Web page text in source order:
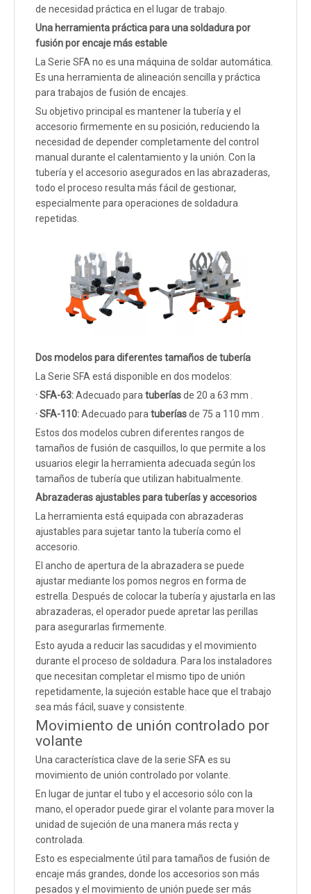
de necesidad práctica en el lugar de trabajo.
Una herramienta práctica para una soldadura por
fusión por encaje más estable
La Serie SFA no es una máquina de soldar automática.
Es una herramienta de alineación sencilla y práctica
para trabajos de fusión de encajes.
Su objetivo principal es mantener la tubería y el
accesorio firmemente en su posición, reduciendo la
necesidad de depender completamente del control
manual durante el calentamiento y la unión. Con la
tubería y el accesorio asegurados en las abrazaderas,
todo el proceso resulta más fácil de gestionar,
especialmente para operaciones de soldadura
repetidas.
Dos modelos para diferentes tamaños de tubería
La Serie SFA está disponible en dos modelos:
· SFA-63:Adecuado paratuberíasde 20 a 63 mm .
· SFA-110:Adecuado paratuberíasde 75 a 110 mm .
Estos dos modelos cubren diferentes rangos de
tamaños de fusión de casquillos, lo que permite a los
usuarios elegir la herramienta adecuada según los
tamaños de tubería que utilizan habitualmente.
Abrazaderas ajustables para tuberías y accesorios
La herramienta está equipada con abrazaderas
ajustables para sujetar tanto la tubería como el
accesorio.
El ancho de apertura de la abrazadera se puede
ajustar mediante los pomos negros en forma de
estrella. Después de colocar la tubería y ajustarla en las
abrazaderas, el operador puede apretar las perillas
para asegurarlas firmemente.
Esto ayuda a reducir las sacudidas y el movimiento
durante el proceso de soldadura. Para los instaladores
que necesitan completar el mismo tipo de unión
repetidamente, la sujeción estable hace que el trabajo
sea más fácil, suave y consistente.
Movimiento de unión controlado por
volante
Una característica clave de la serie SFA es su
movimiento de unión controlado por volante.
En lugar de juntar el tubo y el accesorio sólo con la
mano, el operador puede girar el volante para mover la
unidad de sujeción de una manera más recta y
controlada.
Esto es especialmente útil para tamaños de fusión de
encaje más grandes, donde los accesorios son más
pesados ​​y el movimiento de unión puede ser más